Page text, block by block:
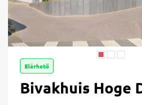
Elérhető
Bivakhuis Hoge